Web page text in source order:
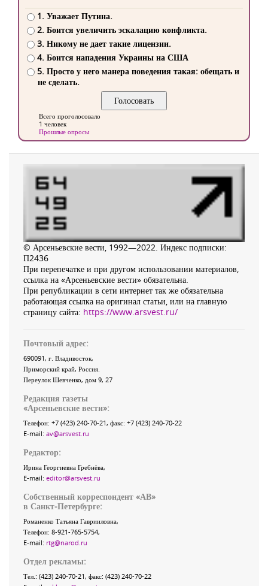
1. Уважает Путина.
2. Боится увеличить эскалацию конфликта.
3. Никому не дает такие лицензии.
4. Боится нападения Украины на США
5. Просто у него манера поведения такая: обещать и
не сделать.
Всего проголосовало
1 человек
Прошлые опросы
© Арсеньевские вести, 1992—2022. Индекс подписки:
П2436
При перепечатке и при другом использовании материалов,
ссылка на «Арсеньевские вести» обязательна.
При републикации в сети интернет так же обязательна
работающая ссылка на оригинал статьи, или на главную
страницу сайта: https://www.arsvest.ru/
Почтовый адрес:
690091, г. Владивосток,
Приморский край, Россия.
Переулок Шевченко, дом 9, 27
Редакция газеты
«Арсеньевские вести»:
Телефон: +7 (423) 240-70-21, факс: +7 (423) 240-70-22
E-mail: av@arsvest.ru
Редактор:
Ирина Георгиевна Гребнёва,
E-mail: editor@arsvest.ru
Собственный корреспондент «АВ»
в Санкт-Петербурге:
Романенко Татьяна Гаврииловна,
Телефон: 8-921-765-5754,
E-mail: rtg@narod.ru
Отдел рекламы:
Тел.: (423) 240-70-21, факс: (423) 240-70-22